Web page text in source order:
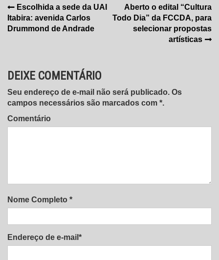
Navegação
de
Escolhida a sede da UAI
Itabira: avenida Carlos
Drummond de Andrade
Aberto o edital “Cultura
Todo Dia” da FCCDA, para
selecionar propostas
artísticas
DEIXE COMENTÁRIO
Seu endereço de e-mail não será publicado. Os
campos necessários são marcados com *.
Comentário
Nome Completo *
Endereço de e-mail*